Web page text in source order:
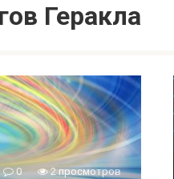
Геракла
0
2 просмотров